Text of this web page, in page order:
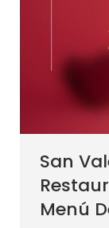
San
Menú